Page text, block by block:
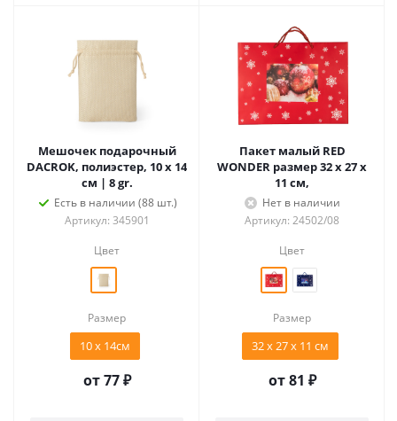
Мешочек подарочный
DACROK, полиэстер, 10 x 14
см | 8 gr.
Есть в наличии (88 шт.)
Артикул: 345901
Цвет
Размер
10 x 14см
от77 ₽
Пакет малый RED
WONDER размер 32 x 27 x
11 см,
Нет в наличии
Артикул: 24502/08
Цвет
Размер
32 x 27 x 11 см
от81 ₽